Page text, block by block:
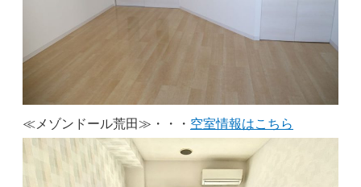
≪メゾンドール荒田≫・・・ 空室情報はこちら